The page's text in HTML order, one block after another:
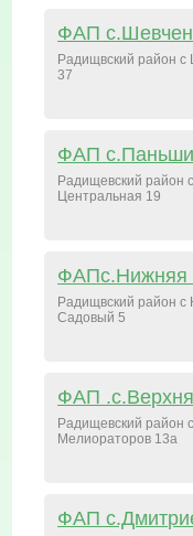
ФАП
Радищвский район с
37
ФАП
Радищевский район
Центральная 19
ФАПс.Нижняя
Радищвский район
Садовый 5
ФАП
Радищевский район
Мелиораторов 13а
ФАП